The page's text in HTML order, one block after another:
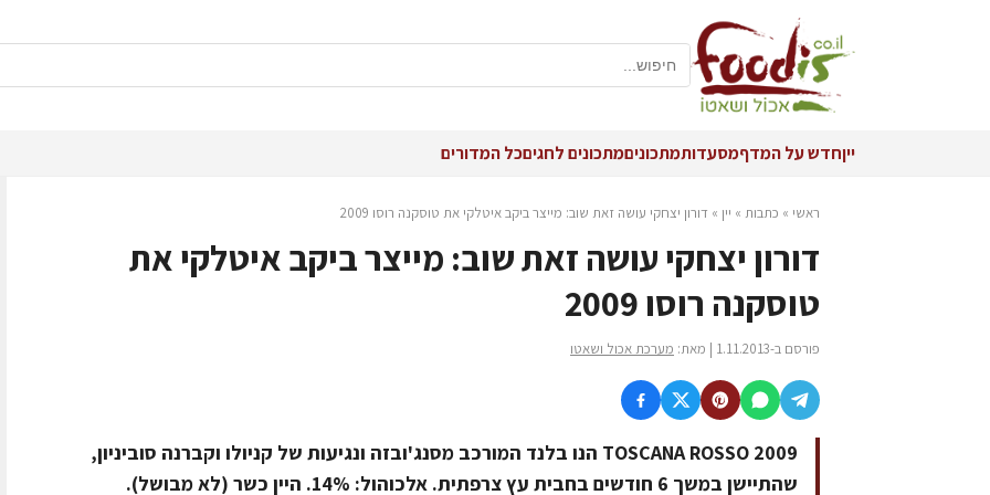
ייןחדש על המדףמסעדותמתכוניםמתכונים לחגיםכל המדורים
ראשי » כתבות » יין » דורון יצחקי עושה זאת שוב: מייצר ביקב איטלקי את טוסקנה רוסו 2009
דורון יצחקי עושה זאת שוב: מייצר ביקב איטלקי את
טוסקנה רוסו 2009
פורסם ב-1.11.2013 | מאת: מערכת אכול ושאטו
TOSCANA ROSSO 2009 הנו בלנד המורכב מסנג'ובזה ונגיעות של קניולו וקברנה סוביניון,
שהתיישן במשך 6 חודשים בחבית עץ צרפתית. אלכוהול: 14%. היין כשר (לא מבושל).